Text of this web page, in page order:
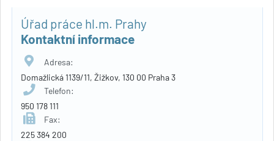
Úřad práce hl.m. Prahy
Kontaktní informace
Adresa:
Domažlická 1139/11, Žižkov, 130 00 Praha 3
Telefon:
950 178 111
Fax:
225 384 200